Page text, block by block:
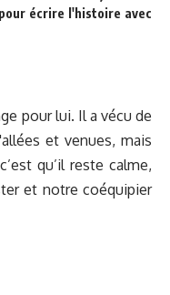
écrire l'histoire avec
pour lui. Il a vécu de
et venues, mais
qu’il reste calme,
et notre coéquipier